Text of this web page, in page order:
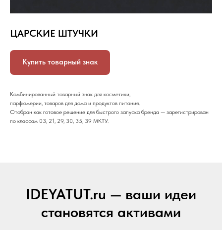
ЦАРСКИЕ ШТУЧКИ
Купить товарный знак
Комбинированный товарный знак для косметики,
парфюмерии, товаров для дома и продуктов питания.
Отобран как готовое решение для быстрого запуска бренда — зарегистрирован
по классам 03, 21, 29, 30, 35, 39 МКТУ.
IDEYATUT.ru — ваши идеи
становятся активами